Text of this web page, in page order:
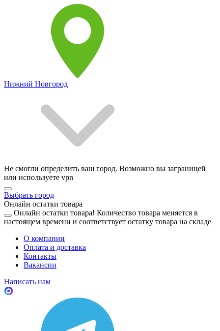
Нижний Новгород
Не смогли определить ваш город. Возможно вы заграницей
или используете vpn
Выбрать город
Онлайн остатки товара
Онлайн остатки товара! Количество товара меняется в
настоящем времени и соответствует остатку товара на складе
О компании
Оплата и доставка
Контакты
Вакансии
Написать нам